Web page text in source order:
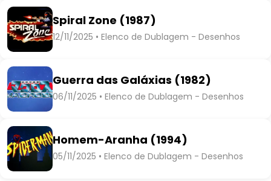
Spiral Zone (1987)
12/11/2025 • Elenco de Dublagem - Desenhos
Guerra das Galáxias (1982)
06/11/2025 • Elenco de Dublagem - Desenhos
Homem-Aranha (1994)
05/11/2025 • Elenco de Dublagem - Desenhos